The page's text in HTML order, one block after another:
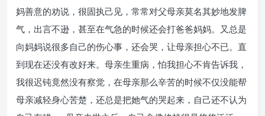
妈善意的劝说，很固执己见，常常对父母亲莫名其妙地发脾
气，出言不逊，甚至在气急的时候还会打爸爸妈妈。又总是
向妈妈说很多自己的伤心事，还会哭，让母亲担心不已。直
到现在还没有改好来。母亲生重病，怕我担心不肯告诉我，
我很迟钝竟然没有察觉，在母亲那么辛苦的时候不仅没能帮
母亲减轻身心苦楚，还总是把她气的哭起来，自己还不认为